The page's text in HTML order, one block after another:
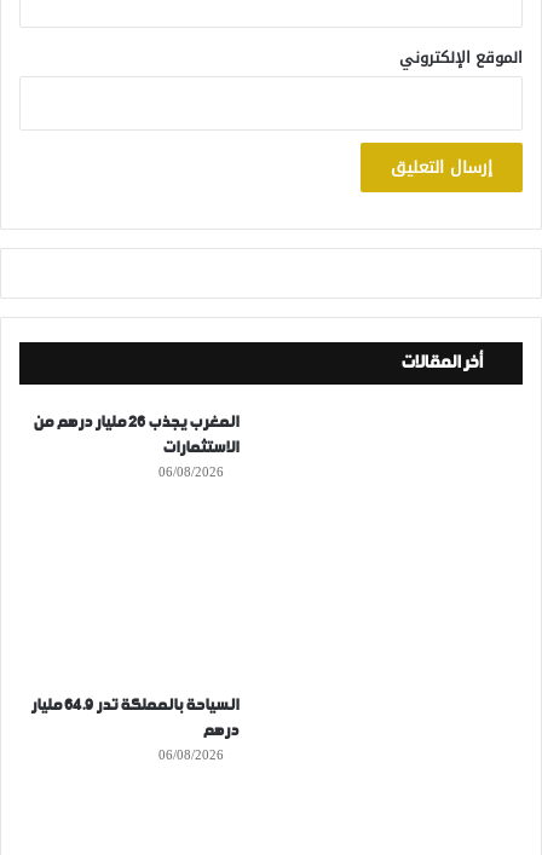
الموقع الإلكتروني
أخر المقالات
المغرب يجذب 26 مليار درهم من
الاستثمارات
06/08/2026
السياحة بالمملكة تدر 64.9 مليار
درهم
06/08/2026